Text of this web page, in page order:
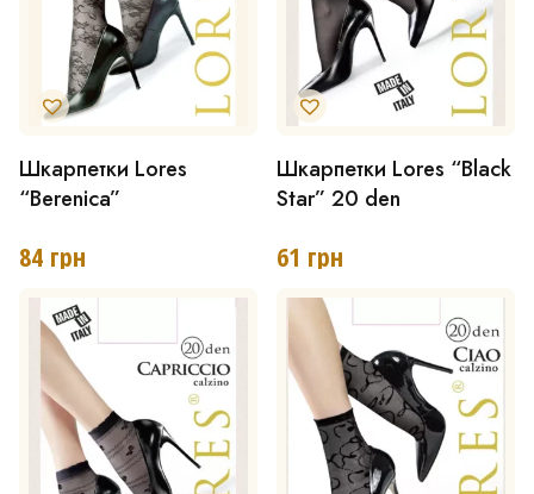
сторінці
товару
Шкарпетки Lores
“Berenica”
84 грн
Цей
товар
має
варіантів.
Параметри
можна
вибрати
Шкарпетки Lores “Black
Star” 20 den
61 грн